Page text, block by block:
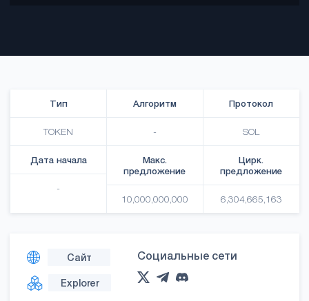
Тип
TOKEN
Алгоритм
-
Протокол
SOL
Дата начала
-
Макс.
предложение
10,000,000,000
Цирк.
предложение
6,304,665,163
Сайт
Explorer
Социальные сети